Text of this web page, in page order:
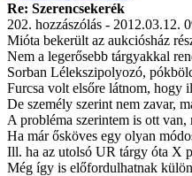
Re: Szerencsekerék
202. hozzászólás - 2012.03.12.
Mióta bekerült az aukciósház
Nem a legerősebb tárgyakkal
Sorban Lélekszipolyozó,
Furcsa volt elsőre látnom, hogy
De személy szerint nem zavar,
A probléma szerintem is ott
Ha már ősköves egy olyan
Ill. ha az utolsó UR tárgy óta X
Még így is előfordulhatnak